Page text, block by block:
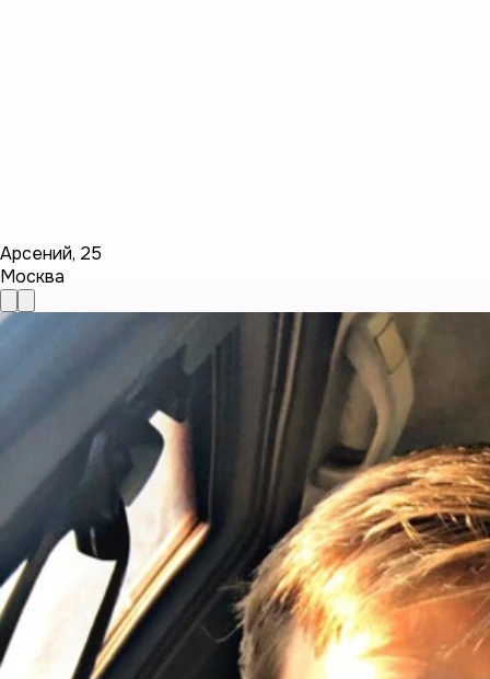
Арсений, 25
Москва